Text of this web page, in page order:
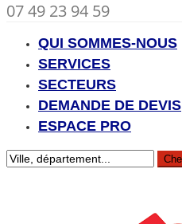
07 49 23 94 59
QUI SOMMES-NOUS
SERVICES
SECTEURS
DEMANDE DE DEVIS
ESPACE PRO